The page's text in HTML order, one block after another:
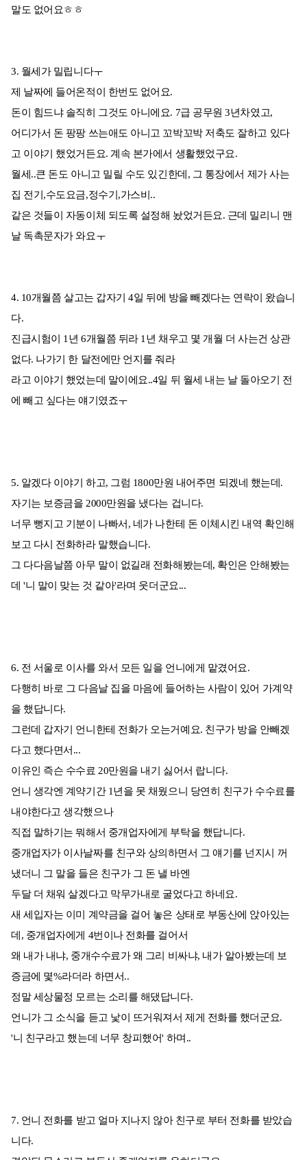
말도 없어요ㅎㅎ
3. 월세가 밀립니다ㅜ
제 날짜에 들어온적이 한번도 없어요.
돈이 힘드냐 솔직히 그것도 아니에요. 7급 공무원 3년차였고,
어디가서 돈 팡팡 쓰는애도 아니고 꼬박꼬박 저축도 잘하고 있다
고 이야기 했었거든요. 계속 본가에서 생활했었구요.
월세..큰 돈도 아니고 밀릴 수도 있긴한데, 그 통장에서 제가 사는
집 전기,수도요금,정수기,가스비..
같은 것들이 자동이체 되도록 설정해 놨었거든요. 근데 밀리니 맨
날 독촉문자가 와요ㅜ
4. 10개월쯤 살고는 갑자기 4일 뒤에 방을 빼겠다는 연락이 왔습니
다.
진급시험이 1년 6개월쯤 뒤라 1년 채우고 몇 개월 더 사는건 상관
없다. 나가기 한 달전에만 언지를 줘라
라고 이야기 했었는데 말이에요..4일 뒤 월세 내는 날 돌아오기 전
에 빼고 싶다는 얘기였죠ㅜ
5. 알겠다 이야기 하고, 그럼 1800만원 내어주면 되겠네 했는데.
자기는 보증금을 2000만원을 냈다는 겁니다.
너무 뻥지고 기분이 나빠서, 네가 나한테 돈 이체시킨 내역 확인해
보고 다시 전화하라 말했습니다.
그 다다음날쯤 아무 말이 없길래 전화해봤는데, 확인은 안해봤는
데 '니 말이 맞는 것 같아'라며 웃더군요...
6. 전 서울로 이사를 와서 모든 일을 언니에게 맡겼어요.
다행히 바로 그 다음날 집을 마음에 들어하는 사람이 있어 가계약
을 했답니다.
그런데 갑자기 언니한테 전화가 오는거예요. 친구가 방을 안빼겠
다고 했다면서...
이유인 즉슨 수수료 20만원을 내기 싫어서 랍니다.
언니 생각엔 계약기간 1년을 못 채웠으니 당연히 친구가 수수료를
내야한다고 생각했으나
직접 말하기는 뭐해서 중개업자에게 부탁을 했답니다.
중개업자가 이사날짜를 친구와 상의하면서 그 얘기를 넌지시 꺼
냈더니 그 말을 들은 친구가 그 돈 낼 바엔
두달 더 채워 살겠다고 막무가내로 굴었다고 하네요.
새 세입자는 이미 계약금을 걸어 놓은 상태로 부동산에 앉아있는
데, 중개업자에게 4번이나 전화를 걸어서
왜 내가 내냐, 중개수수료가 왜 그리 비싸냐, 내가 알아봤는데 보
증금에 몇%라더라 하면서..
정말 세상물정 모르는 소리를 해댔답니다.
언니가 그 소식을 듣고 낯이 뜨거워져서 제게 전화를 했더군요.
'니 친구라고 했는데 너무 창피했어' 하며..
7. 언니 전화를 받고 얼마 지나지 않아 친구로 부터 전화를 받았습
니다.